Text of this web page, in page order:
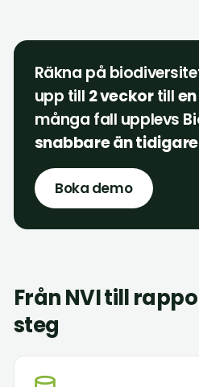
Räkna på
upp till 2 veckortill
många fall upplevs
snabbare än
Boka demo
Från NVI till
steg